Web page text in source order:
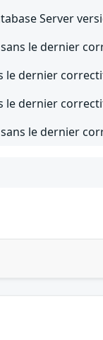
Server
le dernier
le dernier
le dernier
le dernier